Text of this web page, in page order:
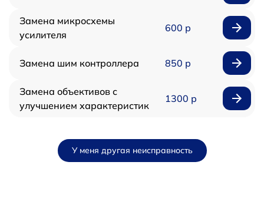
Замена микросхемы
усилителя
600 р
Замена шим контроллера 850 р
Замена объективов с
улучшением характеристик
1300 р
У меня другая неисправность